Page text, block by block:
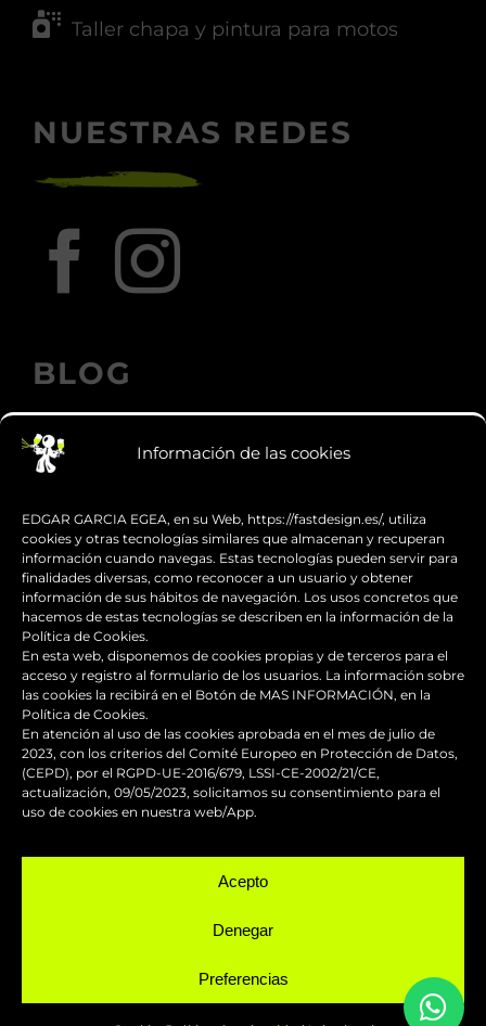
Información de las cookies
EDGAR GARCIA EGEA, en su Web, https://fastdesign.es/, utiliza
cookies y otras tecnologías similares que almacenan y recuperan
información cuando navegas. Estas tecnologías pueden servir para
finalidades diversas, como reconocer a un usuario y obtener
información de sus hábitos de navegación. Los usos concretos que
hacemos de estas tecnologías se describen en la información de la
Política de Cookies.
En esta web, disponemos de cookies propias y de terceros para el
acceso y registro al formulario de los usuarios. La información sobre
las cookies la recibirá en el Botón de MAS INFORMACIÓN, en la
Política de Cookies.
En atención al uso de las cookies aprobada en el mes de julio de
2023, con los criterios del Comité Europeo en Protección de Datos,
(CEPD), por el RGPD-UE-2016/679, LSSI-CE-2002/21/CE,
actualización, 09/05/2023, solicitamos su consentimiento para el
uso de cookies en nuestra web/App.
Acepto
Denegar
Preferencias
Taller chapa y pintura para motos
NUESTRAS REDES
BLOG
que transforman el diseño
Guía de supervivencia: qué hacer con tu
moto tras una caída
¿Qué es y para qué sirve el carenado de
una moto?
Seguridad en moto para
desplazamientos seguros
Personalizar el baúl de moto para que
Política de
Diseño